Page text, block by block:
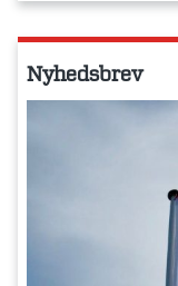
Nyhedsbrev